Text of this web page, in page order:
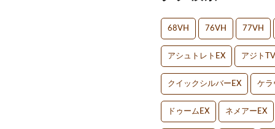
68VH 76VH 77VH
アシュトレトEX アジトTV
クイックシルバーEX ケラ
ドゥームEX ネメアーEX